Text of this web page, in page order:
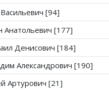
[94]
Анатольевич [177]
Денисович [184]
Александрович [190]
Артурович [21]